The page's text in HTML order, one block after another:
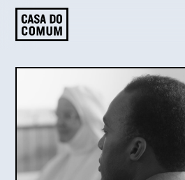
Saltar
para